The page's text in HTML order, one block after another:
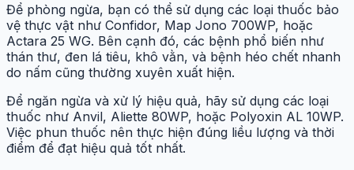
Để phòng ngừa, bạn có thể sử dụng các loại thuốc bảo
vệ thực vật như Confidor, Map Jono 700WP, hoặc
Actara 25 WG. Bên cạnh đó, các bệnh phổ biến như
thán thư, đen lá tiêu, khô vằn, và bệnh héo chết nhanh
do nấm cũng thường xuyên xuất hiện.
Để ngăn ngừa và xử lý hiệu quả, hãy sử dụng các loại
thuốc như Anvil, Aliette 80WP, hoặc Polyoxin AL 10WP.
Việc phun thuốc nên thực hiện đúng liều lượng và thời
điểm để đạt hiệu quả tốt nhất.